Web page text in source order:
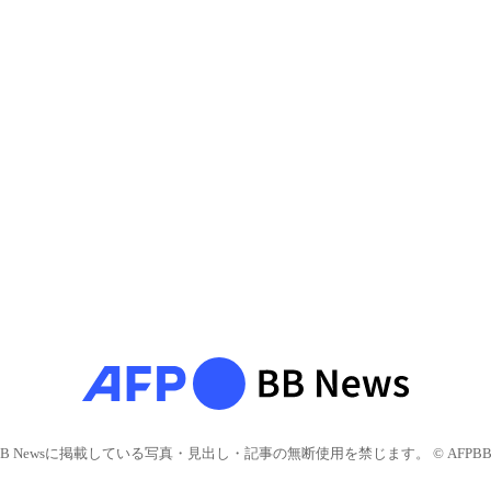
Newsに掲載している写真・見出し・記事の無断使用を禁じます。 © AFPBB